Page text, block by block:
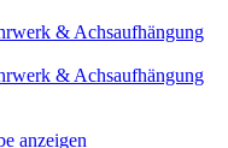
& Achsaufhängung
& Achsaufhängung
anzeigen